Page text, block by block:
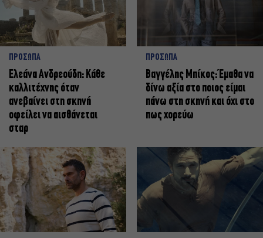
ΠΡΟΣΩΠΑ
Ελεάνα Ανδρεούδη: Κάθε
καλλιτέχνης όταν
ανεβαίνει στη σκηνή
οφείλει να αισθάνεται
σταρ
ΠΡΟΣΩΠΑ
Βαγγέλης Μπίκος: Έμαθα να
δίνω αξία στο ποιος είμαι
πάνω στη σκηνή και όχι στο
πως χορεύω